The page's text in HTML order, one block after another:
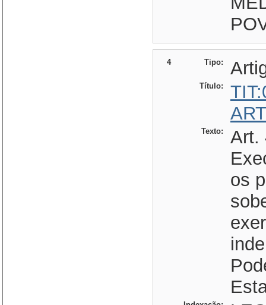
4 Tipo:
Título:
Texto:
Art.
os